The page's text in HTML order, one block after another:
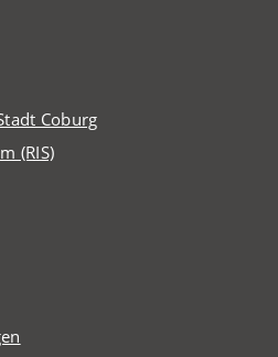
Coburg
(RIS)